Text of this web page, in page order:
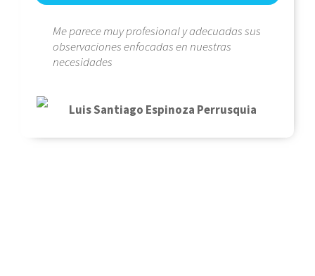
Me parece muy profesional y adecuadas sus
observaciones enfocadas en nuestras
necesidades
Luis Santiago Espinoza Perrusquia